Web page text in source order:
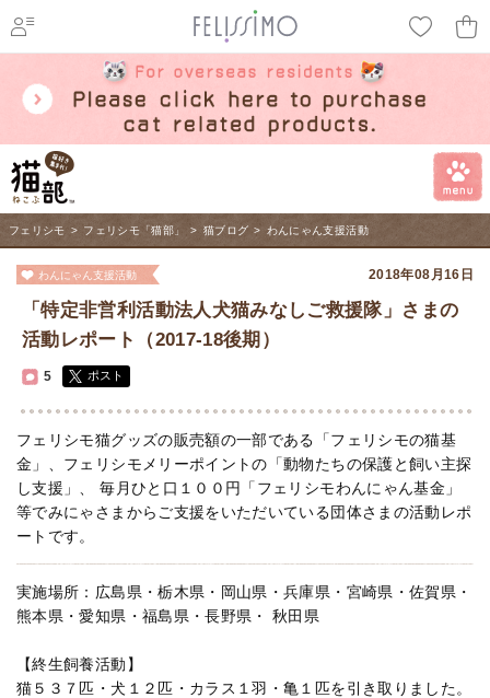
フェリシモ > フェリシモ「猫部」 > 猫ブログ > わんにゃん支援活動
わんにゃん支援活動 2018年08月16日
「特定非営利活動法人犬猫みなしご救援隊」さまの
活動レポート（2017-18後期）
5 ポスト
フェリシモ猫グッズの販売額の一部である「フェリシモの猫基
金」、フェリシモメリーポイントの「動物たちの保護と飼い主探
し支援」、 毎月ひと口１００円「フェリシモわんにゃん基金」
等でみにゃさまからご支援をいただいている団体さまの活動レポ
ートです。
実施場所：広島県・栃木県・岡山県・兵庫県・宮崎県・佐賀県・
熊本県・愛知県・福島県・長野県・ 秋田県
【終生飼養活動】
猫５３７匹・犬１２匹・カラス１羽・亀１匹を引き取りました。